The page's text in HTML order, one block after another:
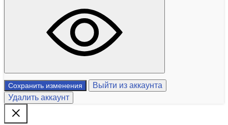
Сохранить изменения
Выйти из аккаунта
Удалить аккаунт